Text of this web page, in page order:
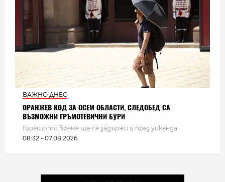
ВАЖНО ДНЕС
ОРАНЖЕВ КОД ЗА ОСЕМ ОБЛАСТИ, СЛЕДОБЕД СА
ВЪЗМОЖНИ ГРЪМОТЕВИЧНИ БУРИ
Горещото време ще се задържи и през уикенда
08:32 - 07.08.2026